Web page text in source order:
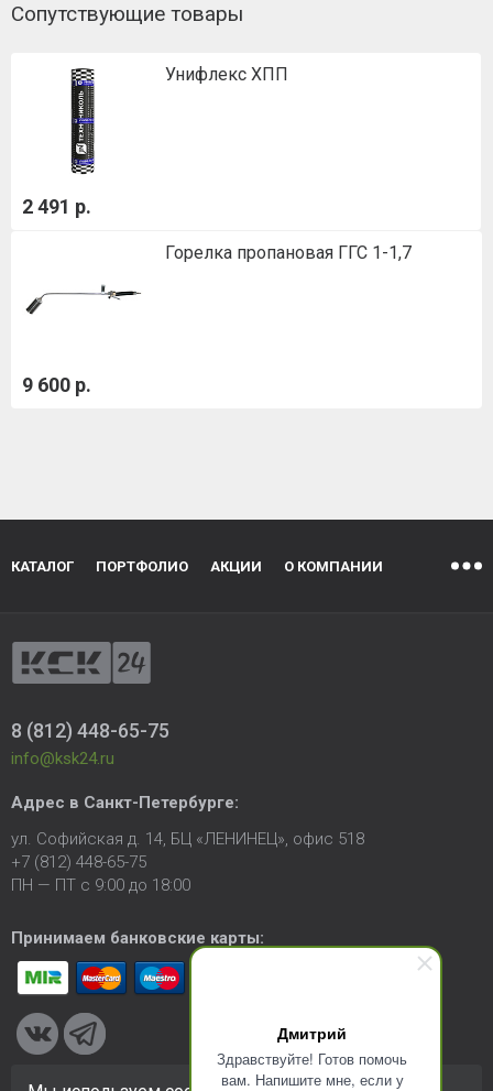
Дмитрий
Здравствуйте! Готов помочь
вам. Напишите мне, если у
Сопутствующие товары
Унифлекс ХПП
2 491 р.
Горелка пропановая ГГС 1-1,7
9 600 р.
КАТАЛОГ ПОРТФОЛИО АКЦИИ О КОМПАНИИ
8 (812) 448-65-75
info@ksk24.ru
Адрес в Санкт-Петербурге:
ул. Софийская д. 14, БЦ «ЛЕНИНЕЦ», офис 518
+7 (812) 448-65-75
ПН — ПТ с 9:00 до 18:00
Принимаем банковские карты: